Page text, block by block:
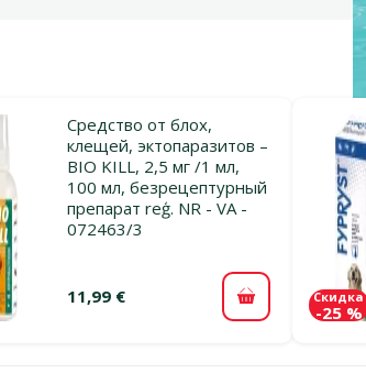
Средство от блох,
клещей, эктопаразитов –
BIO KILL, 2,5 мг /1 мл,
100 мл, безрецептурный
препарат reģ. NR - VA -
072463/3
11,99 € В корзинуСкидка
-25 %